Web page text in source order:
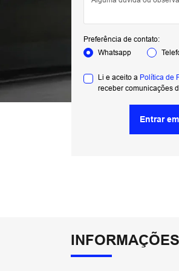
Preferência de contato:
Whatsapp
Li e aceito a Política de
receber comunicações
Entrar